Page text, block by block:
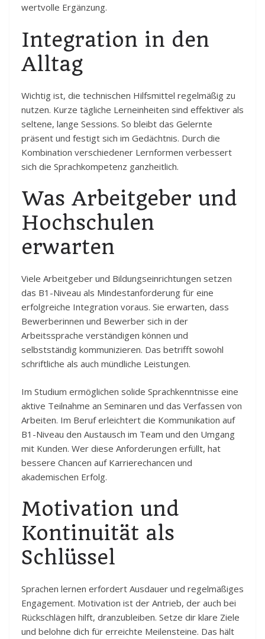
wertvolle Ergänzung.
Integration in den
Alltag
Wichtig ist, die technischen Hilfsmittel regelmäßig zu
nutzen. Kurze tägliche Lerneinheiten sind effektiver als
seltene, lange Sessions. So bleibt das Gelernte
präsent und festigt sich im Gedächtnis. Durch die
Kombination verschiedener Lernformen verbessert
sich die Sprachkompetenz ganzheitlich.
Was Arbeitgeber und
Hochschulen
erwarten
Viele Arbeitgeber und Bildungseinrichtungen setzen
das B1-Niveau als Mindestanforderung für eine
erfolgreiche Integration voraus. Sie erwarten, dass
Bewerberinnen und Bewerber sich in der
Arbeitssprache verständigen können und
selbstständig kommunizieren. Das betrifft sowohl
schriftliche als auch mündliche Leistungen.
Im Studium ermöglichen solide Sprachkenntnisse eine
aktive Teilnahme an Seminaren und das Verfassen von
Arbeiten. Im Beruf erleichtert die Kommunikation auf
B1-Niveau den Austausch im Team und den Umgang
mit Kunden. Wer diese Anforderungen erfüllt, hat
bessere Chancen auf Karrierechancen und
akademischen Erfolg.
Motivation und
Kontinuität als
Schlüssel
Sprachen lernen erfordert Ausdauer und regelmäßiges
Engagement. Motivation ist der Antrieb, der auch bei
Rückschlägen hilft, dranzubleiben. Setze dir klare Ziele
und belohne dich für erreichte Meilensteine. Das hält